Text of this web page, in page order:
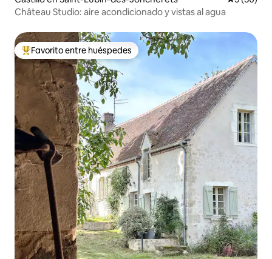
Château Studio: aire acondicionado y vistas al agua
Favorito entre huéspedes preferido
Favorito entre huéspedes